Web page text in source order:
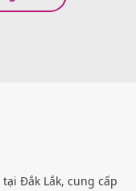
Đắk Lắk, cung cấp